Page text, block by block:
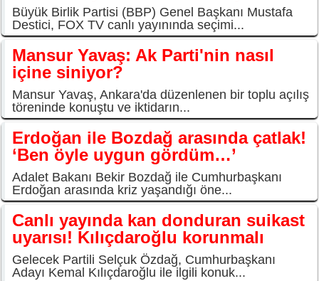
Büyük Birlik Partisi (BBP) Genel Başkanı Mustafa
Destici, FOX TV canlı yayınında seçimi...
Mansur Yavaş: Ak Parti'nin nasıl
içine siniyor?
Mansur Yavaş, Ankara'da düzenlenen bir toplu açılış
töreninde konuştu ve iktidarın...
Erdoğan ile Bozdağ arasında çatlak!
‘Ben öyle uygun gördüm…’
Adalet Bakanı Bekir Bozdağ ile Cumhurbaşkanı
Erdoğan arasında kriz yaşandığı öne...
Canlı yayında kan donduran suikast
uyarısı! Kılıçdaroğlu korunmalı
Gelecek Partili Selçuk Özdağ, Cumhurbaşkanı
Adayı Kemal Kılıçdaroğlu ile ilgili konuk...